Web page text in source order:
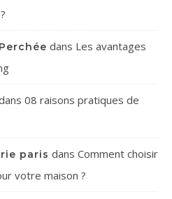
dans Les avantages
08 raisons pratiques de
paris dans Comment choisir
votre maison ?